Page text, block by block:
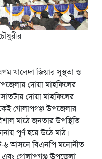
খালেদা জিয়ার সুস্থতা ও
দোয়া মাহফিলের
দোয়া মাহফিলের
গোলাপগঞ্জ উপজেলার
মাঠে জনতার উপস্থিতি
পূর্ণ হয়ে উঠে মাঠ।
৬ আসনে বিএনপি মনোনীত
গোলাপগঞ্জ উপজেলা